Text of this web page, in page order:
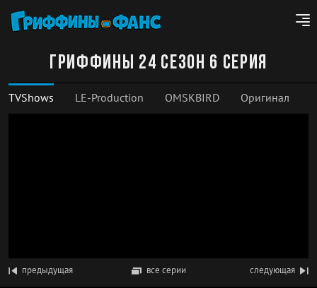
Гриффины 24 сезон 6 серия
TVShows LE-Production OMSKBIRD Оригинал
предыдущая все серии следующая